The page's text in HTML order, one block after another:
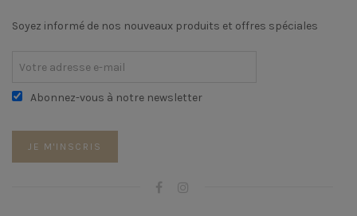
Soyez informé de nos nouveaux produits et offres spéciales
Abonnez-vous à notre newsletter